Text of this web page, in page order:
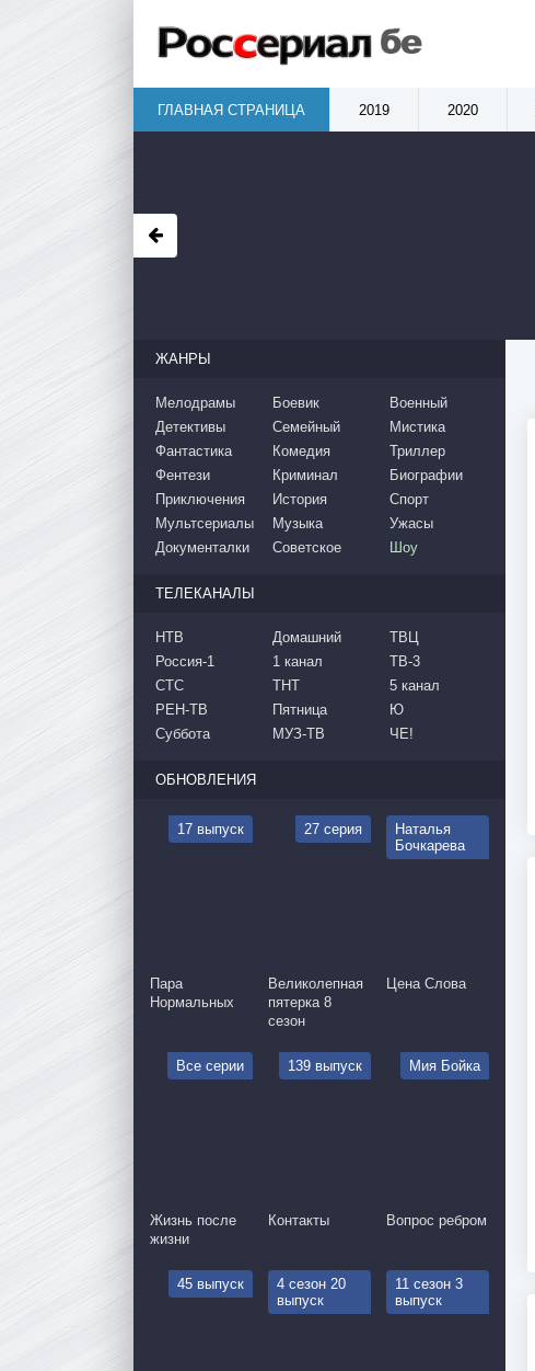
ЖАНРЫ
Мелодрамы
Детективы
Фантастика
Боевик
Семейный
Комедия
Военный
Мистика
Триллер
Фентези
Приключения
Мультсериалы
Документалки
Криминал
История
Музыка
Советское
Биографии
Спорт
Ужасы
Шоу
ТЕЛЕКАНАЛЫ
НТВ
Россия-1
СТС
РЕН-ТВ
Суббота
Домашний
1 канал
ТНТ
Пятница
МУЗ-ТВ
ТВЦ
ТВ-3
5 канал
Ю
ЧЕ!
ОБНОВЛЕНИЯ
17 выпуск
Пара
Нормальных
27 серия
Великолепная
пятерка 8
сезон
Наталья
Бочкарева
Цена Слова
Все серии
Жизнь после
жизни
139 выпуск
Контакты
Мия Бойка
Вопрос ребром
45 выпуск
4 сезон 20
выпуск
11 сезон 3
выпуск
ГЛАВНАЯ СТРАНИЦА 2019 2020